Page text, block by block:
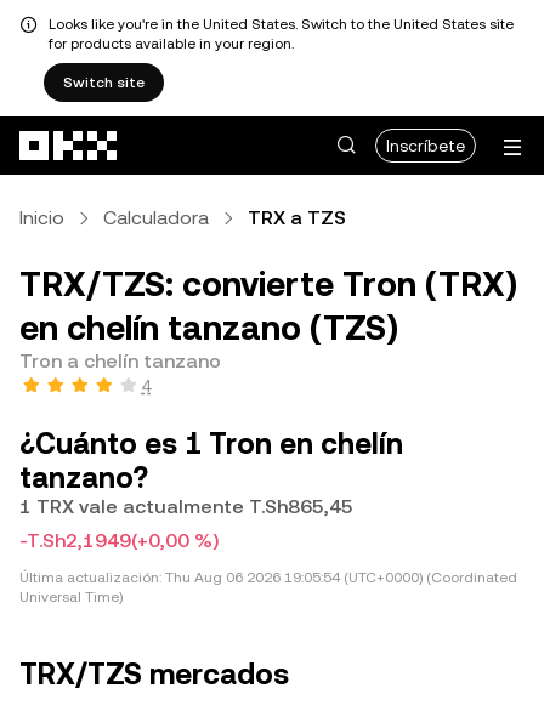
Looks like you're in the United States. Switch to the United States site
for products available in your region.
Switch site
Inscríbete
Inicio Calculadora TRX a TZS
TRX/TZS: convierte Tron (TRX)
en chelín tanzano (TZS)
Tron a chelín tanzano
4
¿Cuánto es 1 Tron en chelín
tanzano?
1 TRX vale actualmente T.Sh865,45
-T.Sh2,1949(+0,00 %)
Última actualización: Thu Aug 06 2026 19:05:54 (UTC+0000) (Coordinated
Universal Time)
TRX/TZS mercados